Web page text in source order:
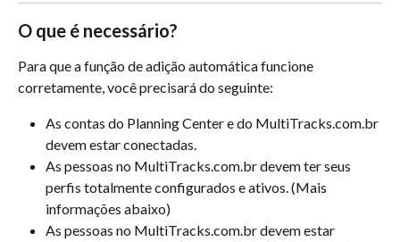
O que é necessário?
Para que a função de adição automática funcione
corretamente, você precisará do seguinte:
As contas do Planning Center e do MultiTracks.com.br
devem estar conectadas.
As pessoas no MultiTracks.com.br devem ter seus
perfis totalmente configurados e ativos. (Mais
informações abaixo)
As pessoas no MultiTracks.com.br devem estar